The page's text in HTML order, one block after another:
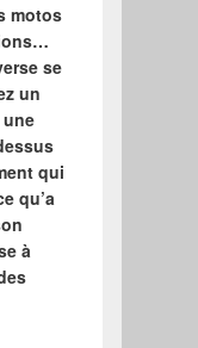
motos
se
un
qui
qu’a
à